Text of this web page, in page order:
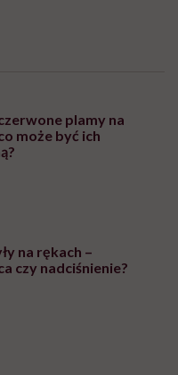
plamy na
może być ich
na rękach –
czy nadciśnienie?